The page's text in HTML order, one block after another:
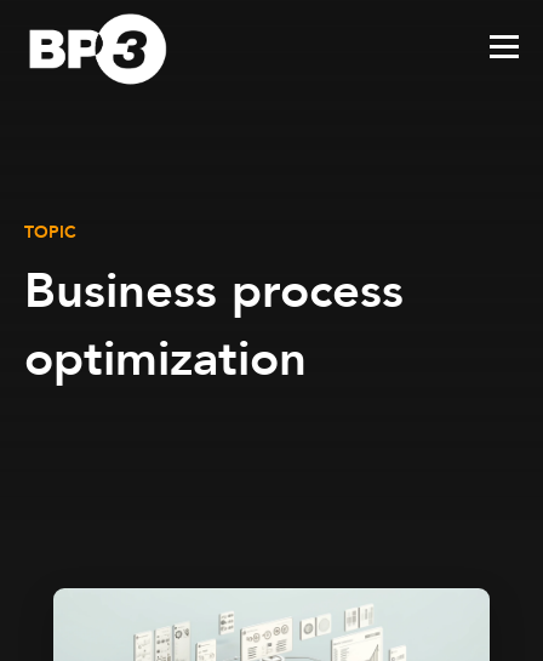
TOPIC
Business process
optimization